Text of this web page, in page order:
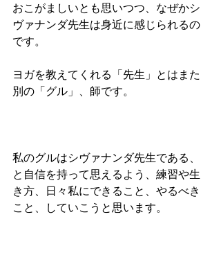
おこがましいとも思いつつ、なぜかシ
ヴァナンダ先生は身近に感じられるの
です。
ヨガを教えてくれる「先生」とはまた
別の「グル」、師です。
私のグルはシヴァナンダ先生である、
と自信を持って思えるよう、練習や生
き方、日々私にできること、やるべき
こと、していこうと思います。